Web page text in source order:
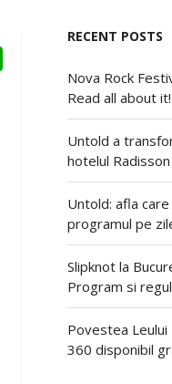
RECENT POSTS
Nova Rock
Read all about it!
Untold a
hotelul Radisson
Untold: afla
programul pe
Slipknot la
Program si
Povestea Leului
360 disponibil